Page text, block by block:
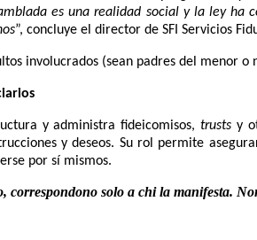
es una realidad social y la ley ha
”, concluye el director de SFI Servicios
involucrados (sean padres del menor
y administra fideicomisos,trusts y
y deseos. Su rol permite
por sí mismos.
correspondono solo a chi la manifesta.